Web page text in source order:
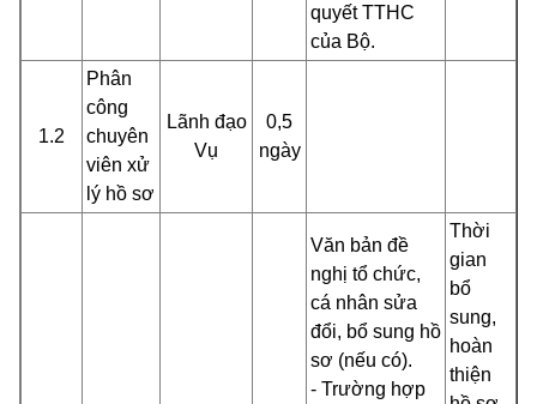
quyết TTHC
của Bộ.
1.2
Phân
công
chuyên
viên xử
lý hồ sơ
Lãnh đạo
Vụ
0,5
ngày
Văn bản đề
nghị tổ chức,
cá nhân sửa
đổi, bổ sung hồ
sơ (nếu có).
- Trường hợp
Thời
gian
bổ
sung,
hoàn
thiện